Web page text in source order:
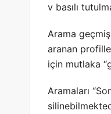
v basılı
Arama
aranan
için mutlaka
Aramaları